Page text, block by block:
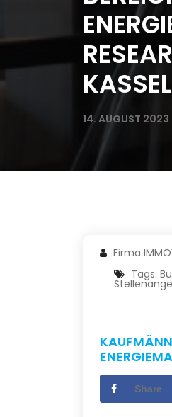
14. AUGUST 2023
Firma
Tags:
Share